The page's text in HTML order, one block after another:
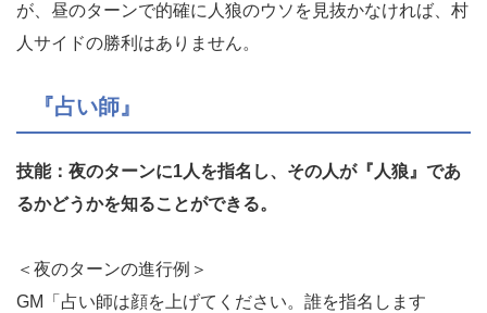
が、昼のターンで的確に人狼のウソを見抜かなければ、村
人サイドの勝利はありません。
『占い師』
技能：夜のターンに1人を指名し、その人が『人狼』であ
るかどうかを知ることができる。
＜夜のターンの進行例＞
GM「占い師は顔を上げてください。誰を指名します